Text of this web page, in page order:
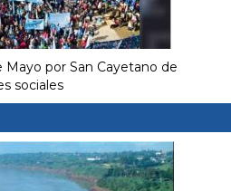
Mayo por San Cayetano de
sociales